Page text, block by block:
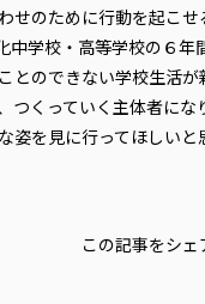
せのために行動を起こ
中学校・高等学校の６
とのできない学校生活
つくっていく主体者に
を見に行ってほしいと
この記事をシェ